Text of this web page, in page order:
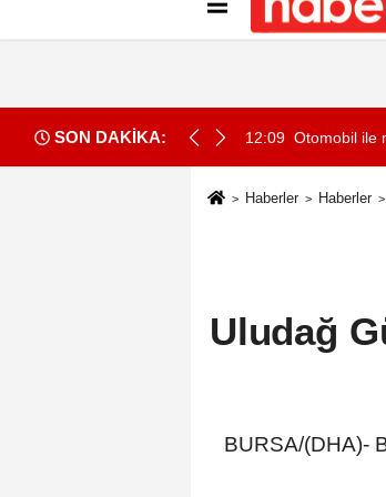
İletişim
SON DAKİKA:
hazır 12:09 Otomobil ile
Haberler Haberler
Uludağ
BURSA/(DHA)-